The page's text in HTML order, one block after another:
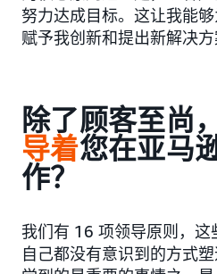
努力达成目标。这让我能
赋予我创新和提出新解决方
除了顾客至尚，
导着您在亚马
作？
我们有 16 项领导原则，这
自己都没有意识到的方式